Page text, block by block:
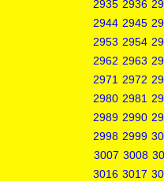
2935 2936
2944 2945
2953 2954
2962 2963
2971 2972
2980 2981
2989 2990
2998 2999
3007 3008
3016 3017